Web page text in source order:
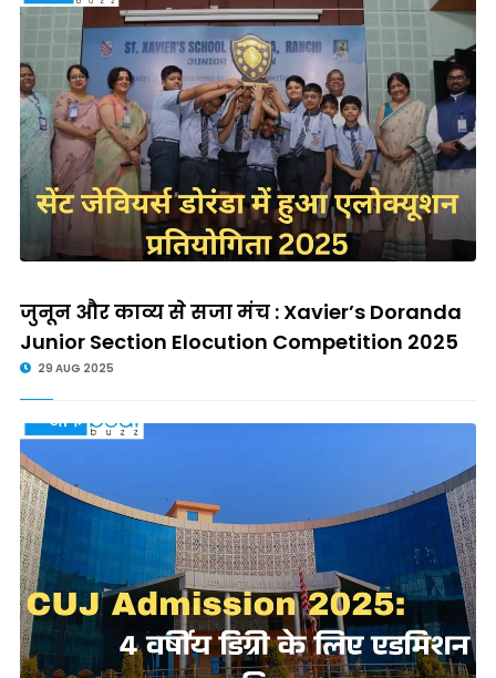
जुनून और काव्य से सजा मंच : Xavier’s Doranda
Junior Section Elocution Competition 2025
29 AUG 2025